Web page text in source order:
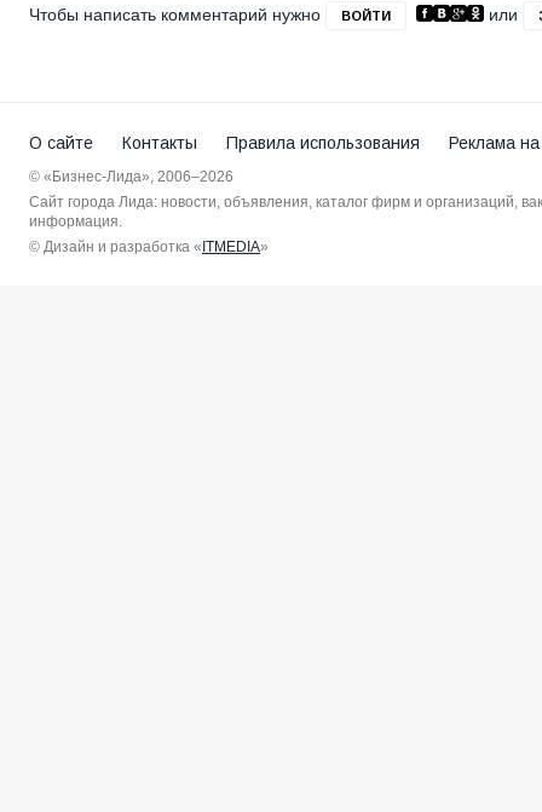
Чтобы написать комментарий нужно ВОЙТИ или
О сайте Контакты Правила использования Реклама
© «Бизнес-Лида», 2006–2026
Сайт города Лида: новости, объявления, каталог фирм и организаций,
информация.
© Дизайн и разработка « ITMEDIA»